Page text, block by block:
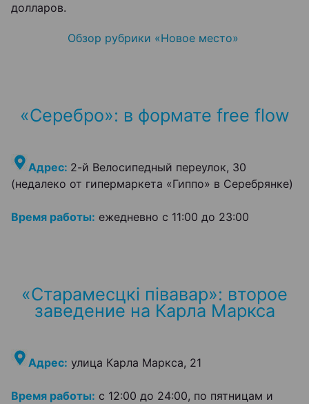
долларов.
Обзор рубрики «Новое место»
«Серебро»: в формате free flow
Адрес: 2-й Велосипедный переулок, 30
(недалеко от гипермаркета «Гиппо» в Серебрянке)
Время работы: ежедневно с 11:00 до 23:00
«Старамесцкі півавар»: второе
заведение на Карла Маркса
Адрес: улица Карла Маркса, 21
Время работы: с 12:00 до 24:00, по пятницам и